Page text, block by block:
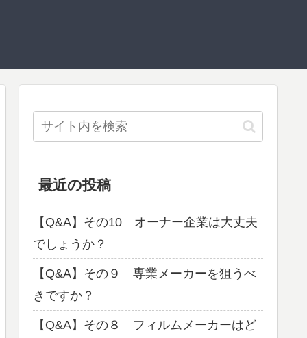
最近の投稿
【Q&A】その10 オーナー企業は大丈夫
でしょうか？
【Q&A】その９ 専業メーカーを狙うべ
きですか？
【Q&A】その８ フィルムメーカーはど